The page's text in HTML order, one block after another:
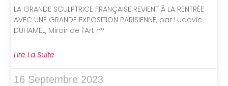
LA GRANDE SCULPTRICE FRANÇAISE REVIENT À LA RENTRÉE
AVEC UNE GRANDE EXPOSITION PARISIENNE, par Ludovic
DUHAMEL, Miroir de l’Art n°
Lire La Suite
16 Septembre 2023